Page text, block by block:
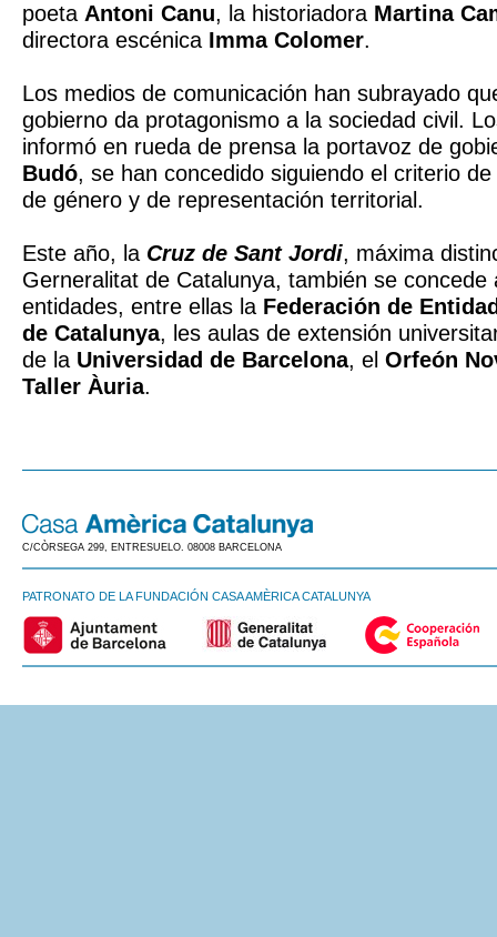
poeta Antoni Canu, la historiadora Martina
directora escénica Imma Colomer.
Los medios de comunicación han subrayado
gobierno da protagonismo a la sociedad civil.
informó en rueda de prensa la portavoz de
Budó, se han concedido siguiendo el criterio
de género y de representación territorial.
Este año, la Cruz de Sant Jordi, máxima
Gerneralitat de Catalunya, también se concede
entidades, entre ellas la Federación de
de Catalunya, les aulas de extensión
de la Universidad de Barcelona, el Orfeón
Taller Àuria.
C/CÒRSEGA 299, ENTRESUELO. 08008 BARCELONA
PATRONATO DE LA FUNDACIÓN CASA AMÈRICA CATALUNYA